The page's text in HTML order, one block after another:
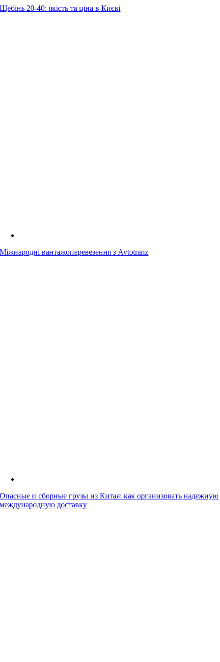
Щебінь 20-40: якість та ціна в Києві
Міжнародні вантажоперевезення з Avtotranz
Опасные и сборные грузы из Китая: как организовать надежную
международную доставку